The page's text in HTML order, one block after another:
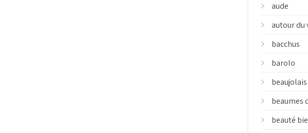
aude
autour du
bacchus
barolo
beaujolais
beaumes
beauté